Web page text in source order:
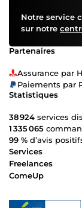
Notre service
sur notre
Partenaires
Assurance par
Paiements par
Statistiques
38 924 services
1 335 065
99 % d’avis
Services
Freelances
ComeUp